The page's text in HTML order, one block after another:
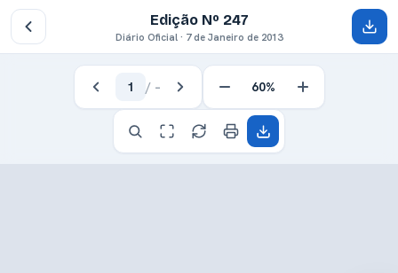
Edição Nº 247
Diário Oficial · 7 de Janeiro de 2013
1 / – 60%